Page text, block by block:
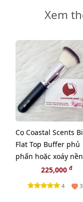
Xem
Cọ Coastal Scents
Flat Top Buffer phủ
phấn hoặc xoáy
225,000 đ
4